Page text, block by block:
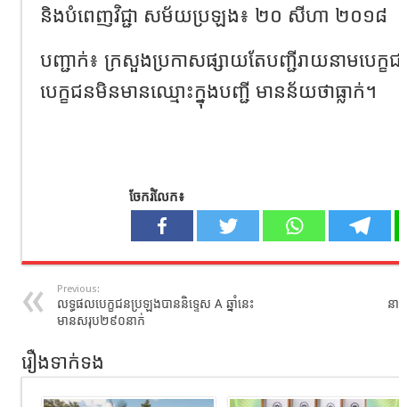
និង​បំពេញ​វិជ្ជា​ សម័យ​ប្រឡង​៖ ២០ សីហា ២០១៨
បញ្ជាក់៖ ក្រសួង​ប្រកាស​ផ្សាយ​តែ​បញ្ជី​រាយ​នាម​​បេក្
បេក្ខជន​មិន​មាន​ឈ្មោះ​ក្នុង​បញ្ជី មាន​ន័យ​ថា​ធ្លាក់។
ចែករំលែក៖
Previous:
លទ្ធផល​បេក្ខជន​​ប្រឡងបាននិទ្ទេស A ឆ្នាំនេះ
មានសរុប២៩០នាក់
ន
រឿងទាក់ទង